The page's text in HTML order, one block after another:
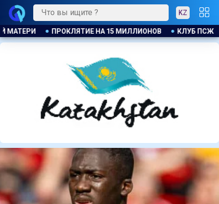
KZ
ОБЪЯВИЛ ОБ ОТКРЫТИИ СВОЕЙ ФУТБОЛЬНОЙ АКАДЕМИИ В